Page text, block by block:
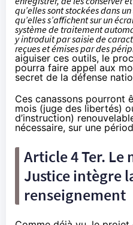
qu’elles sont stockées dans
qu’elles s’affichent sur un
système de traitement
y introduit par saisie de
reçues et émises par des
aiguiser ces outils, le
pourra faire appel aux
secret de la défense
Ces canassons pourront
mois (juge des libertés)
d’instruction)
nécessaire, sur une
Article 4 Ter. Le
Justice intègre
renseignement